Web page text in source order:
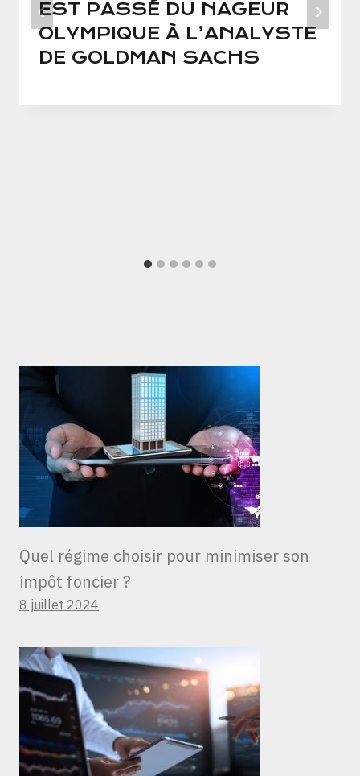
EST PASSÉ DU NAGEUR
OLYMPIQUE À L’ANALYSTE
DE GOLDMAN SACHS
Quel régime choisir pour minimiser son
impôt foncier ?
8 juillet 2024